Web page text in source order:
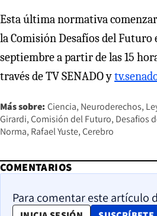
Esta última normativa
la Comisión Desafíos del Futuro
septiembre a partir de las 15
través de TV SENADO y
Más sobre: Ciencia Neuroderechos
Girardi Comisión del Futuro Desafios
Norma Rafael Yuste Cerebro
COMENTARIOS
Para comentar este artículo